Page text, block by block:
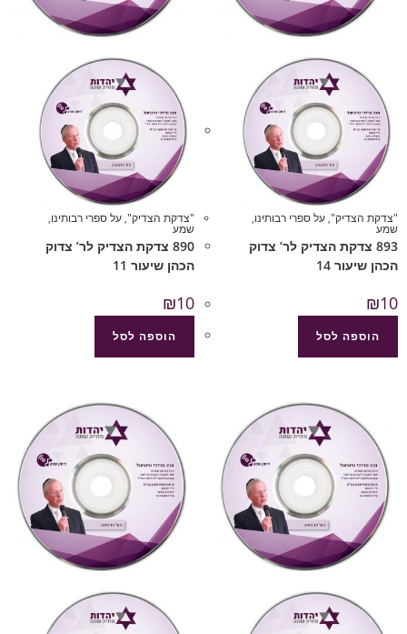
"צדקת הצדיק",על ספרי רבותינו,
שמע
893 צדקת הצדיק לר’ צדוק
הכהן שיעור 14
₪10
הוספה לסל
"צדקת הצדיק",על ספרי רבותינו,
שמע
890 צדקת הצדיק לר’ צדוק
הכהן שיעור 11
₪10
הוספה לסל